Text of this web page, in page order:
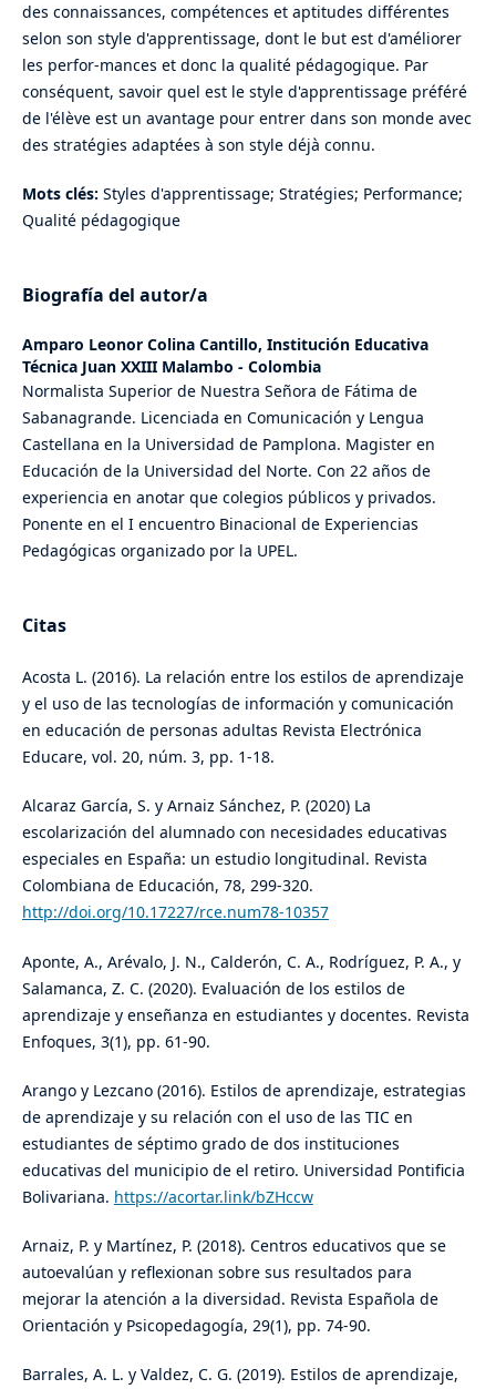
des connaissances, compétences et aptitudes différentes
selon son style d'apprentissage, dont le but est d'améliorer
les perfor-mances et donc la qualité pédagogique. Par
conséquent, savoir quel est le style d'apprentissage préféré
de l'élève est un avantage pour entrer dans son monde avec
des stratégies adaptées à son style déjà connu.
Mots clés: Styles d'apprentissage; Stratégies; Performance;
Qualité pédagogique
Biografía del autor/a
Amparo Leonor Colina Cantillo, Institución Educativa
Técnica Juan XXIII Malambo - Colombia
Normalista Superior de Nuestra Señora de Fátima de
Sabanagrande. Licenciada en Comunicación y Lengua
Castellana en la Universidad de Pamplona. Magister en
Educación de la Universidad del Norte. Con 22 años de
experiencia en anotar que colegios públicos y privados.
Ponente en el I encuentro Binacional de Experiencias
Pedagógicas organizado por la UPEL.
Citas
Acosta L. (2016). La relación entre los estilos de aprendizaje
y el uso de las tecnologías de información y comunicación
en educación de personas adultas Revista Electrónica
Educare, vol. 20, núm. 3, pp. 1-18.
Alcaraz García, S. y Arnaiz Sánchez, P. (2020) La
escolarización del alumnado con necesidades educativas
especiales en España: un estudio longitudinal. Revista
Colombiana de Educación, 78, 299-320.
http://doi.org/10.17227/rce.num78-10357
Aponte, A., Arévalo, J. N., Calderón, C. A., Rodríguez, P. A., y
Salamanca, Z. C. (2020). Evaluación de los estilos de
aprendizaje y enseñanza en estudiantes y docentes. Revista
Enfoques, 3(1), pp. 61-90.
Arango y Lezcano (2016). Estilos de aprendizaje, estrategias
de aprendizaje y su relación con el uso de las TIC en
estudiantes de séptimo grado de dos instituciones
educativas del municipio de el retiro. Universidad Pontificia
Bolivariana. https://acortar.link/bZHccw
Arnaiz, P. y Martínez, P. (2018). Centros educativos que se
autoevalúan y reflexionan sobre sus resultados para
mejorar la atención a la diversidad. Revista Española de
Orientación y Psicopedagogía, 29(1), pp. 74-90.
Barrales, A. L. y Valdez, C. G. (2019). Estilos de aprendizaje,